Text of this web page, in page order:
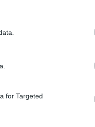
for Targeted
jelenleg 42 980
matrica megvásárlása
fognak közlekedni, de
fizetőssé...
melynek olvasása